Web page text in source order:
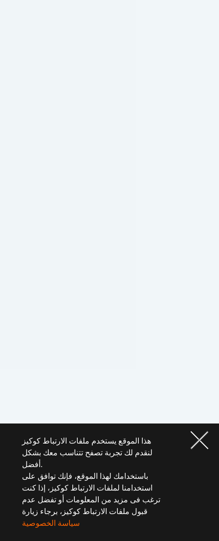
هذا الموقع يستخدم ملفات الارتباط كوكيز
لنقدم لك تجربة تصفح تتناسب معك بشكل
أفضل.
باستخدامك لهذا الموقع، فإنك توافق على
استخدامنا لملفات الارتباط كوكيز، إذا كنت
ترغب فى مزيد من المعلومات أو تفضل عدم
قبول ملفات الارتباط كوكيز، برجاء زيارة
سياسة الخصوصية